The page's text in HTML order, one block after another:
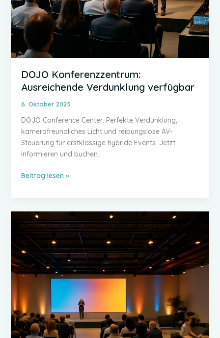
DOJO Konferenzzentrum:
Ausreichende Verdunklung verfügbar
6. Oktober 2025
DOJO Conference Center: Perfekte Verdunklung,
kamerafreundliches Licht und reibungslose AV-
Steuerung für erstklassige hybride Events. Jetzt
informieren und buchen.
DOJO
verfügbar
Beitrag lesen »